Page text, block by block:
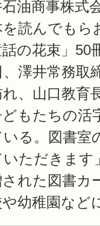
油商事株式
を読んでもら
話の花束」
、澤井常務取
れ、山口教育
どもたちの
いる。図書室
ただきます
れた図書カ
幼稚園など